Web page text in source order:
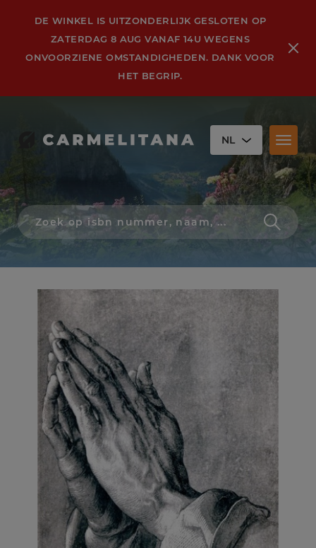
DE WINKEL IS UITZONDERLIJK GESLOTEN OP
ZATERDAG 8 AUG VANAF 14U WEGENS
ONVOORZIENE OMSTANDIGHEDEN. DANK VOOR
HET BEGRIP.
NL
Zoek
op
isbn
schrijver,